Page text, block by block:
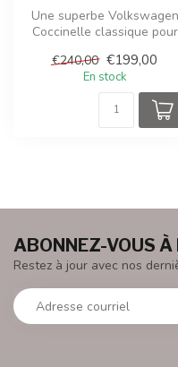
Une superbe Volkswagen
Coccinelle classique pour
volts,...
€240,00 €199,00
En stock
ABONNEZ-VOUS À
Restez à jour avec nos